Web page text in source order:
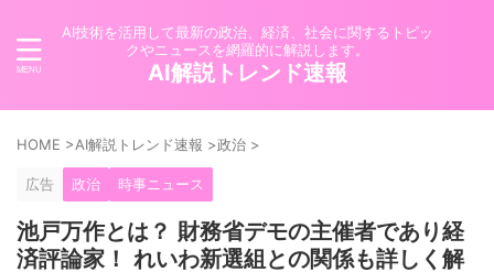
AI技術を活用して最新の政治、経済、社会に関するトピッ
クやニュースを網羅的に解説します。
AI解説トレンド速報
HOME >AI解説トレンド速報 >政治 >
広告 政治 時事ニュース
池戸万作とは？ 財務省デモの主催者であり経
済評論家！ れいわ新選組との関係も詳しく解